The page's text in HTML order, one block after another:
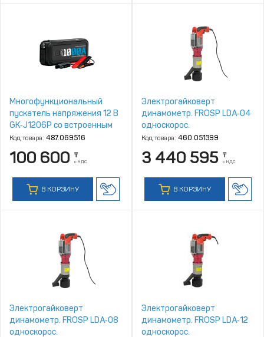
Многофункциональный
пускатель напряжения 12 В
GK‑J1206P со встроенным
компрессором и режимом
Код товара: 487.069516
100 600 ₸
с НДС
В КОРЗИНУ
Электрогайковерт
динамометр. FROSP LDA‑04
односкорос.
Код товара: 460.051399
3 440 595 ₸
с НДС
В КОРЗИНУ
Электрогайковерт
динамометр. FROSP LDA‑08
односкорос.
Электрогайковерт
динамометр. FROSP LDA‑12
односкорос.